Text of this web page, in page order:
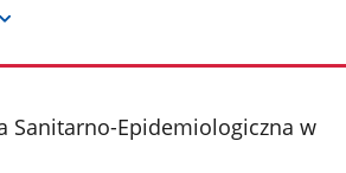
Sanitarno-Epidemiologiczna w